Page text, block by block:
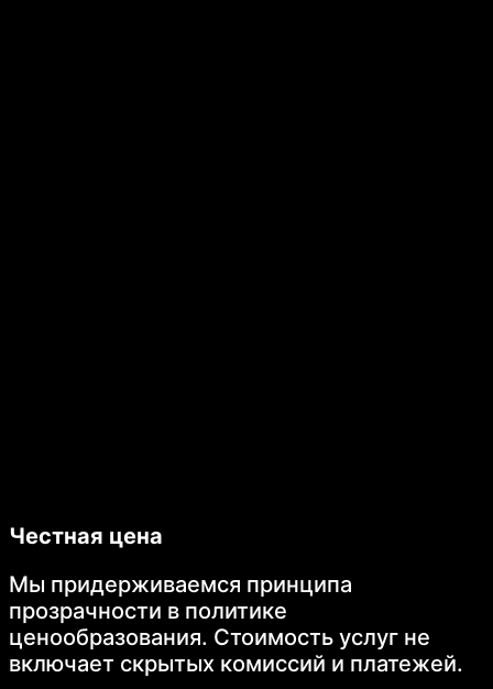
Честная цена
Мы придерживаемся принципа
прозрачности в политике
ценообразования. Стоимость услуг не
включает скрытых комиссий и платежей.